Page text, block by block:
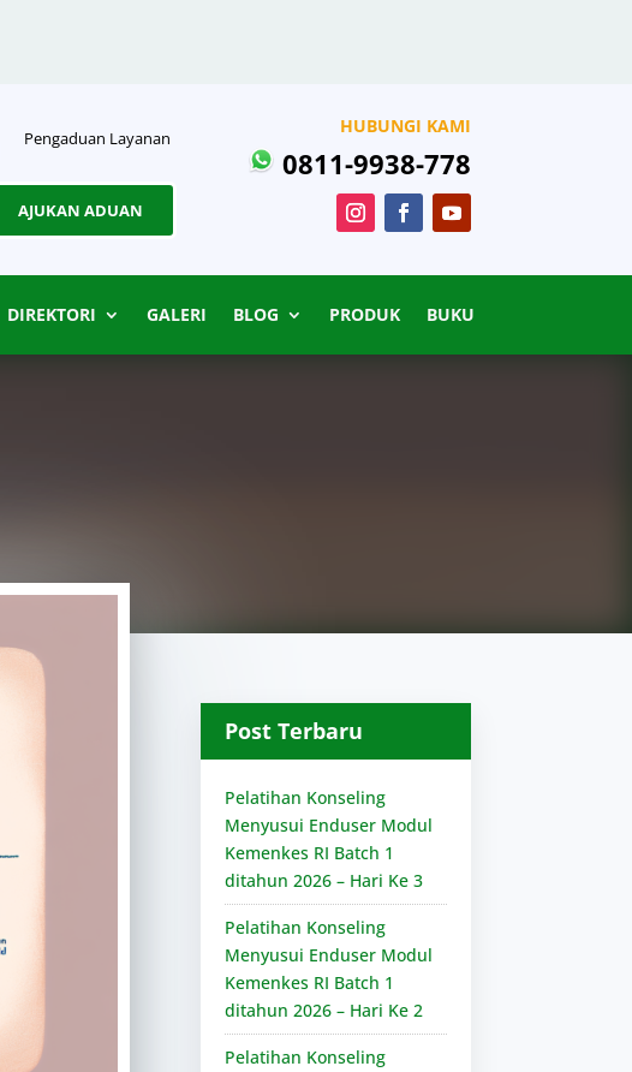
Pengaduan Layanan
AJUKAN ADUAN
HUBUNGI KAMI
0811-9938-778
DIREKTORI GALERI BLOG PRODUK BUKU
Post Terbaru
Pelatihan Konseling
Menyusui Enduser Modul
Kemenkes RI Batch 1
ditahun 2026 – Hari Ke 3
Pelatihan Konseling
Menyusui Enduser Modul
Kemenkes RI Batch 1
ditahun 2026 – Hari Ke 2
Pelatihan Konseling